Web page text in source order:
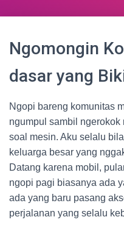
Ngomongin
dasar yang
Ngopi bareng komunitas
ngumpul sambil
soal mesin. Aku selalu
keluarga besar yang
Datang karena mobil,
ngopi pagi biasanya ada
ada yang baru pasang
perjalanan yang selalu